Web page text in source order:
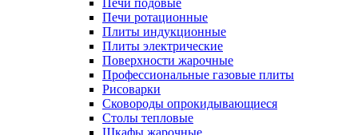
Печи подовые
Печи ротационные
Плиты индукционные
Плиты электрические
Поверхности жарочные
Профессиональные газовые плиты
Рисоварки
Сковороды опрокидывающиеся
Столы тепловые
Шкафы жарочные